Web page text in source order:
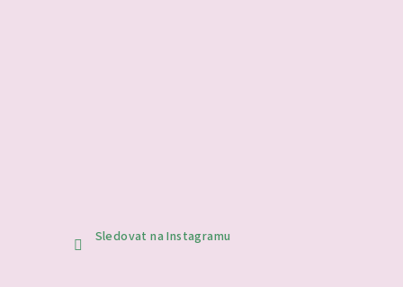
Sledovat na Instagramu